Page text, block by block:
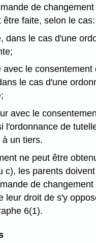
de changement
être faite, selon le cas:
dans le cas d'une
avec le consentement
le cas d'une
avec le
l'ordonnance de
un tiers.
ne peut être
c), les parents
de changement
leur droit de s'y
6(1).